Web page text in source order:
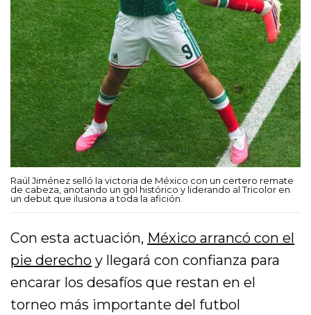
Raúl Jiménez selló la victoria de México con un certero remate
de cabeza, anotando un gol histórico y liderando al Tricolor en
un debut que ilusiona a toda la afición.
Con esta actuación, México arrancó con el
pie derecho y llegará con confianza para
encarar los desafíos que restan en el
torneo más importante del futbol